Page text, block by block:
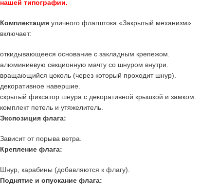
нашей типографии.
Комплектация уличного флагштока «Закрытый механизм»
включает:
откидывающееся основание с закладным крепежом.
алюминиевую секционную мачту со шнуром внутри.
вращающийся цоколь (через который проходит шнур).
декоративное навершие.
скрытый фиксатор шнура с декоративной крышкой и замком.
комплект петель и утяжелитель.
Экспозиция флага:
Зависит от порыва ветра.
Крепление флага:
Шнур, карабины (добавляются к флагу).
Поднятие и опускание флага: